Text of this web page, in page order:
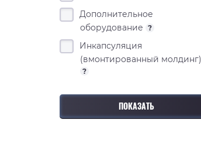
Дополнительное
оборудование ?
Инкапсуляция
(вмонтированный молдинг)
?